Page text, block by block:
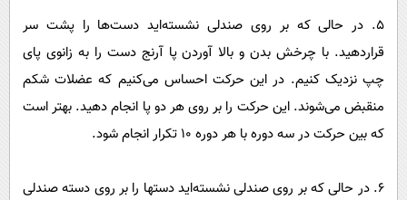
5. در حالی که بر روی صندلی نشسته‌اید دست‌ها را پشت سر
قراردهید. با چرخش بدن و بالا آوردن پا آرنج دست را به زانوی پای
چپ نزدیک کنیم. در این حرکت احساس می‌کنیم که عضلات شکم
منقبض می‌شوند. این حرکت را بر روی هر دو پا انجام دهید. بهتر است
که بین حرکت در سه دوره با هر دوره 10 تکرار انجام شود.
6. در حالی که بر روی صندلی نشسته‌اید دستها را بر روی دسته صندلی